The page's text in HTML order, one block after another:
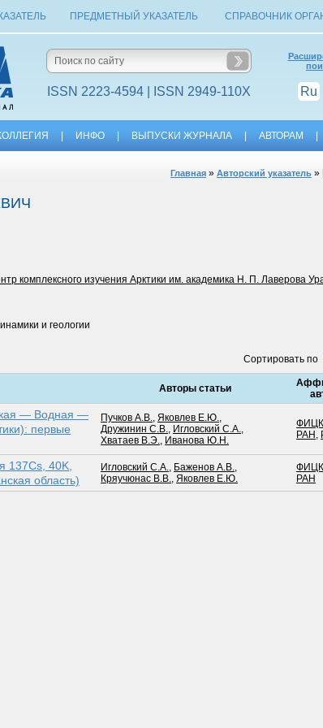
ПРЕДМЕТНЫЙ УКАЗАТЕЛЬ СПРАВОЧНИК
ISSN 2223-4594 | ISSN 2949-110X Ru
ИНФО ВЫПУСКИ ЖУРНАЛА АВТОРАМ
Главная » Авторский указатель »
комплексного изучения Арктики им. академика Н. П. Лаверова
и геологии
Сортировать по
Авторы статьи
— Вод­ная —
первые
Пучков А.В., Яковлев Е.Ю.,
Дружинин С.В., Игловский С.А.,
Хватаев В.Э., Иванова Ю.Н.
РАН ,
137Cs, 40K,
область)
Игловский С.А., Баженов А.В.,
Кряучюнас В.В., Яковлев Е.Ю.
РАН